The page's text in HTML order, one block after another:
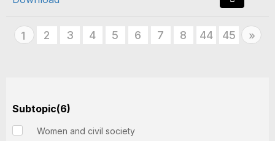
1 2 3 4 5 6 7 8 44 45 »
Subtopic(6)
Women and civil society